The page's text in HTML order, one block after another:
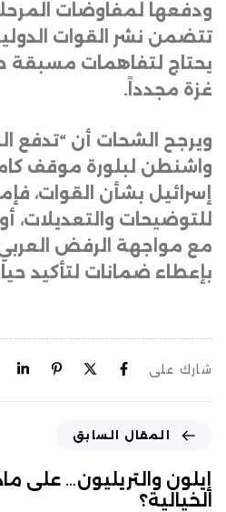
ودفعها لمفاوضات
تتضمن نشر القوات
يحتاج لتفاهمات مسبقة
غزة مجدداً .
ويرجح الشحات أن “تدفع
واشنطن لبلورة موقف
إسرائيل بشأن القوات،
للتوضيحات والتعديلات،
مع مواجهة الرفض
بإعطاء ضمانات لتأكيد
شارك على
المقال السابق
إيلون والتريليون… على
الخيالية؟